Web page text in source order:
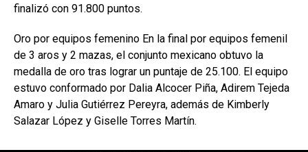
finalizó con 91.800 puntos.
Oro por equipos femenino En la final por equipos femenil
de 3 aros y 2 mazas, el conjunto mexicano obtuvo la
medalla de oro tras lograr un puntaje de 25.100. El equipo
estuvo conformado por Dalia Alcocer Piña, Adirem Tejeda
Amaro y Julia Gutiérrez Pereyra, además de Kimberly
Salazar López y Giselle Torres Martín.